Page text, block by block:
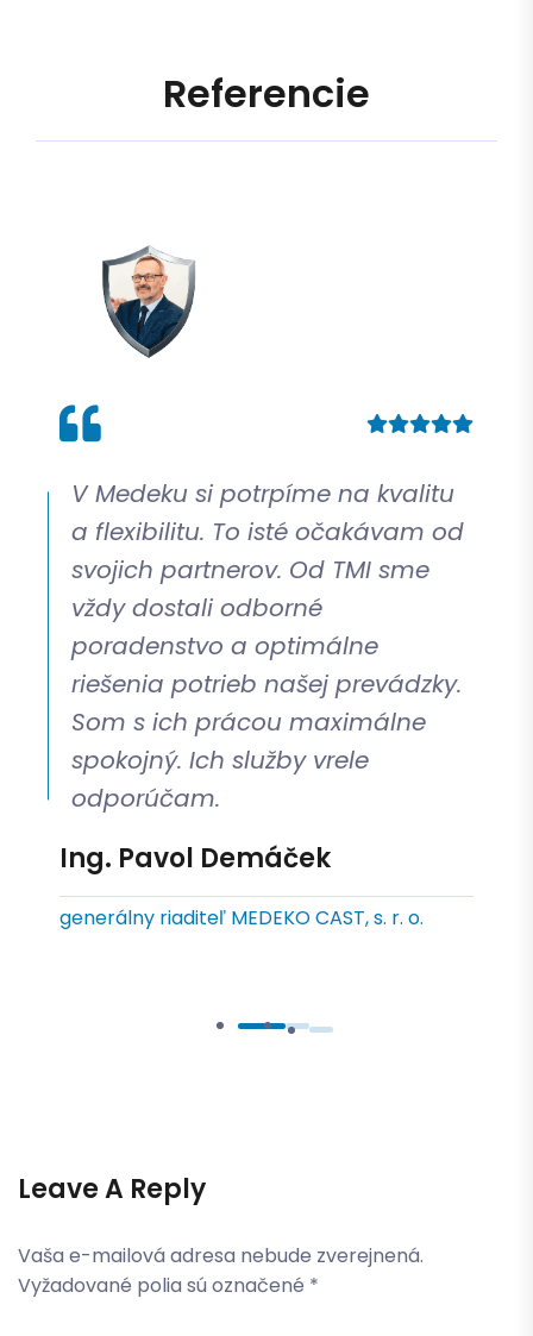
Referencie
V Medeku si potrpíme na kvalitu
a flexibilitu. To isté očakávam od
svojich partnerov. Od TMI sme
vždy dostali odborné
poradenstvo a optimálne
riešenia potrieb našej prevádzky.
Som s ich prácou maximálne
spokojný. Ich služby vrele
odporúčam.
Ing. Pavol Demáček
generálny riaditeľ MEDEKO CAST, s. r. o.
Matej Bačík
Chief Technology Officer SATES, a. s.
František Lišaník
konateľ MIKROTECH, s. r. o.
Leave A Reply
Vaša e-mailová adresa nebude zverejnená.
Vyžadované polia sú označené *